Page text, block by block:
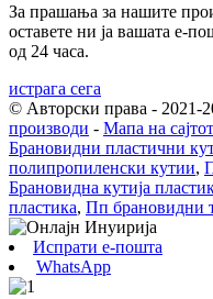
За прашања за нашите
оставете ни ја вашата е-
од 24 часа.
истрага сега
© Авторски права - 2021-
производи - Мапа на сајтот
Брановидни пластични
полипропиленски кутии,
Брановидна кутија
пластика, Пп брановидни
Испрати е-пошта
WhatsApp